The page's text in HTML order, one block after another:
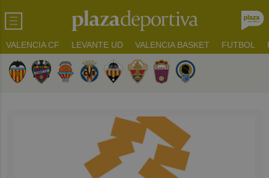
VALENCIA CF LEVANTE UD VALENCIA BASKET FUTBOL